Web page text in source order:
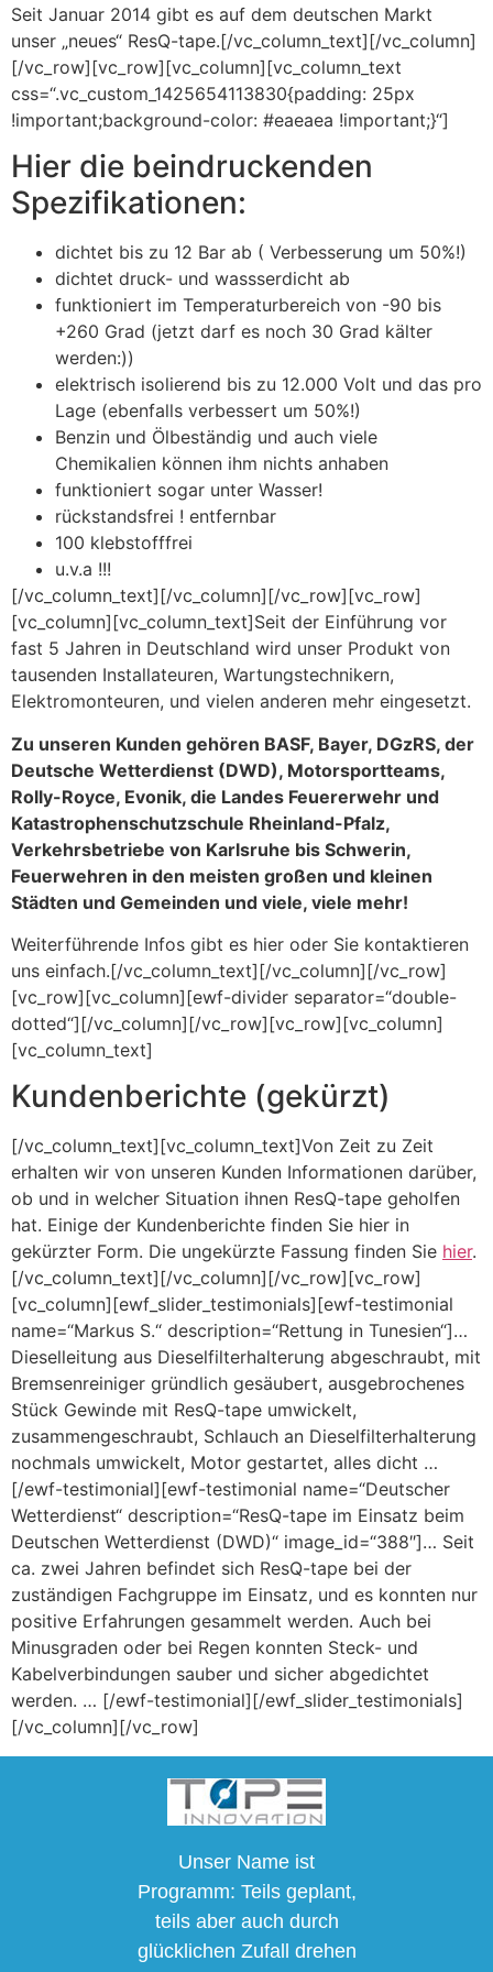
Seit Januar 2014 gibt es auf dem deutschen Markt
unser „neues“ ResQ-tape.[/vc_column_text][/vc_column]
[/vc_row][vc_row][vc_column][vc_column_text
css=“.vc_custom_1425654113830{padding: 25px
!important;background-color: #eaeaea !important;}“]
Hier die beindruckenden
Spezifikationen:
dichtet bis zu 12 Bar ab ( Verbesserung um 50%!)
dichtet druck- und wassserdicht ab
funktioniert im Temperaturbereich von -90 bis
+260 Grad (jetzt darf es noch 30 Grad kälter
werden:))
elektrisch isolierend bis zu 12.000 Volt und das pro
Lage (ebenfalls verbessert um 50%!)
Benzin und Ölbeständig und auch viele
Chemikalien können ihm nichts anhaben
funktioniert sogar unter Wasser!
rückstandsfrei ! entfernbar
100 klebstofffrei
u.v.a !!!
[/vc_column_text][/vc_column][/vc_row][vc_row]
[vc_column][vc_column_text]Seit der Einführung vor
fast 5 Jahren in Deutschland wird unser Produkt von
tausenden Installateuren, Wartungstechnikern,
Elektromonteuren, und vielen anderen mehr eingesetzt.
Zu unseren Kunden gehören BASF, Bayer, DGzRS, der
Deutsche Wetterdienst (DWD), Motorsportteams,
Rolly-Royce, Evonik, die Landes Feuererwehr und
Katastrophenschutzschule Rheinland-Pfalz,
Verkehrsbetriebe von Karlsruhe bis Schwerin,
Feuerwehren in den meisten großen und kleinen
Städten und Gemeinden und viele, viele mehr!
Weiterführende Infos gibt es hier oder Sie kontaktieren
uns einfach.[/vc_column_text][/vc_column][/vc_row]
[vc_row][vc_column][ewf-divider separator=“double-
dotted“][/vc_column][/vc_row][vc_row][vc_column]
[vc_column_text]
Kundenberichte (gekürzt)
[/vc_column_text][vc_column_text]Von Zeit zu Zeit
erhalten wir von unseren Kunden Informationen darüber,
ob und in welcher Situation ihnen ResQ-tape geholfen
hat. Einige der Kundenberichte finden Sie hier in
gekürzter Form. Die ungekürzte Fassung finden Sie hier.
[/vc_column_text][/vc_column][/vc_row][vc_row]
[vc_column][ewf_slider_testimonials][ewf-testimonial
name=“Markus S.“ description=“Rettung in Tunesien“]…
Dieselleitung aus Dieselfilterhalterung abgeschraubt, mit
Bremsenreiniger gründlich gesäubert, ausgebrochenes
Stück Gewinde mit ResQ-tape umwickelt,
zusammengeschraubt, Schlauch an Dieselfilterhalterung
nochmals umwickelt, Motor gestartet, alles dicht …
[/ewf-testimonial][ewf-testimonial name=“Deutscher
Wetterdienst“ description=“ResQ-tape im Einsatz beim
Deutschen Wetterdienst (DWD)“ image_id=“388″]… Seit
ca. zwei Jahren befindet sich ResQ-tape bei der
zuständigen Fachgruppe im Einsatz, und es konnten nur
positive Erfahrungen gesammelt werden. Auch bei
Minusgraden oder bei Regen konnten Steck- und
Kabelverbindungen sauber und sicher abgedichtet
werden. … [/ewf-testimonial][/ewf_slider_testimonials]
[/vc_column][/vc_row]
Unser Name ist
Programm: Teils geplant,
teils aber auch durch
glücklichen Zufall drehen